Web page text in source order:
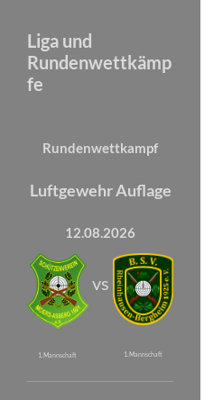
Liga und
Rundenwettkämp
fe
Rundenwettkampf
Luftgewehr Auflage
12.08.2026
1. Mannschaft
vs
1. Mannschaft